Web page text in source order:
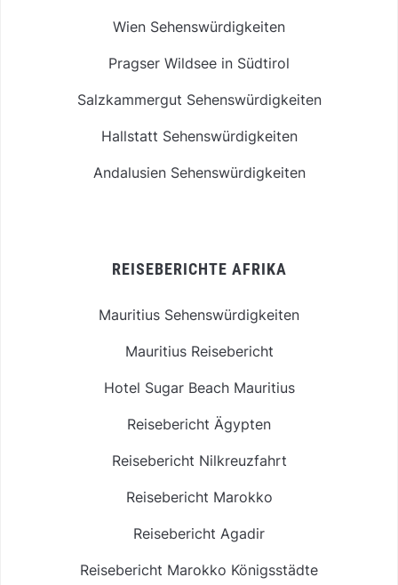
Wien Sehenswürdigkeiten
Pragser Wildsee in Südtirol
Salzkammergut Sehenswürdigkeiten
Hallstatt Sehenswürdigkeiten
Andalusien Sehenswürdigkeiten
REISEBERICHTE AFRIKA
Mauritius Sehenswürdigkeiten
Mauritius Reisebericht
Hotel Sugar Beach Mauritius
Reisebericht Ägypten
Reisebericht Nilkreuzfahrt
Reisebericht Marokko
Reisebericht Agadir
Reisebericht Marokko Königsstädte